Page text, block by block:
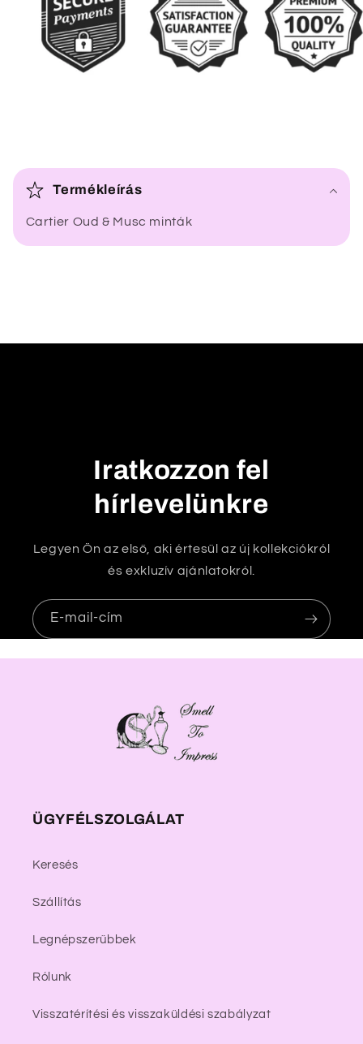
s
e
k
Termékleírás
Cartier Oud & Musc minták
Iratkozzon fel
hírlevelünkre
Legyen Ön az első, aki értesül az új kollekciókról
és exkluzív ajánlatokról.
E-mail-cím
ÜGYFÉLSZOLGÁLAT
Keresés
Szállítás
Legnépszerűbbek
Rólunk
Visszatérítési és visszaküldési szabályzat